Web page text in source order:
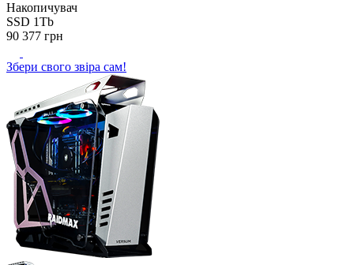
Накопичувач
SSD 1Tb
90 377 грн
Збери свого звіра сам!